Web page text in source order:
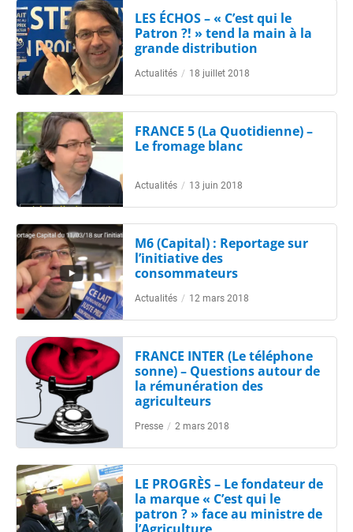
LES ÉCHOS – « C’est qui le
Patron ?! » tend la main à la
grande distribution
Actualités / 18 juillet 2018
FRANCE 5 (La Quotidienne) –
Le fromage blanc
Actualités / 13 juin 2018
M6 (Capital) : Reportage sur
l’initiative des
consommateurs
Actualités / 12 mars 2018
FRANCE INTER (Le téléphone
sonne) – Questions autour de
la rémunération des
agriculteurs
Presse / 2 mars 2018
LE PROGRÈS – Le fondateur de
la marque « C’est qui le
patron ? » face au ministre de